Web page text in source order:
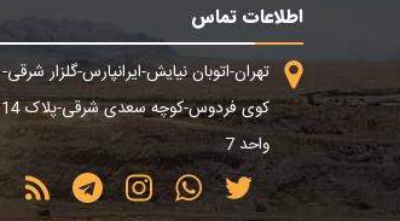
اطلاعات تماس
تهران-اتوبان نیایش-ایرانپارس-گلزار شرقی-
کوی فردوس-کوچه سعدی شرقی-پلاک 14
واحد 7